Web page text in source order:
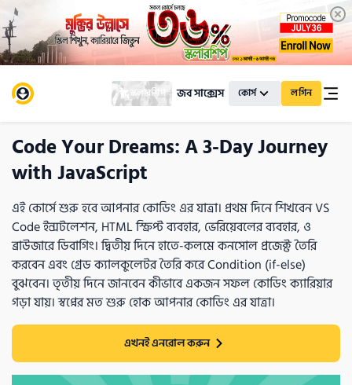
স্কলারশিপ জব সাক্সেস কোর্স লগিন
Code Your Dreams: A 3-Day Journey
with JavaScript
এই কোর্সে শুরু হবে আপনার কোডিং এর যাত্রা। প্রথম দিনে শিখবেন VS
Code ইন্সটলেশন, HTML স্ক্রিপ্ট ব্যবহার, ভেরিয়েবলের ব্যবহার, ও
ব্রাউজারে ডিবাগিং। দ্বিতীয় দিনে হাতে-কলমে কনসোল প্রজেক্ট তৈরি
করবেন এবং গ্রেড ক্যালকুলেটর তৈরি করে Condition (if-else)
বুঝবেন। তৃতীয় দিনে জানবেন কীভাবে একজন সফল কোডিং ক্যারিয়ার
গড়া যায়। স্বপ্নের মত শুরু হোক আপনার কোডিং এর যাত্রা।
এখনই এনরোল করুন